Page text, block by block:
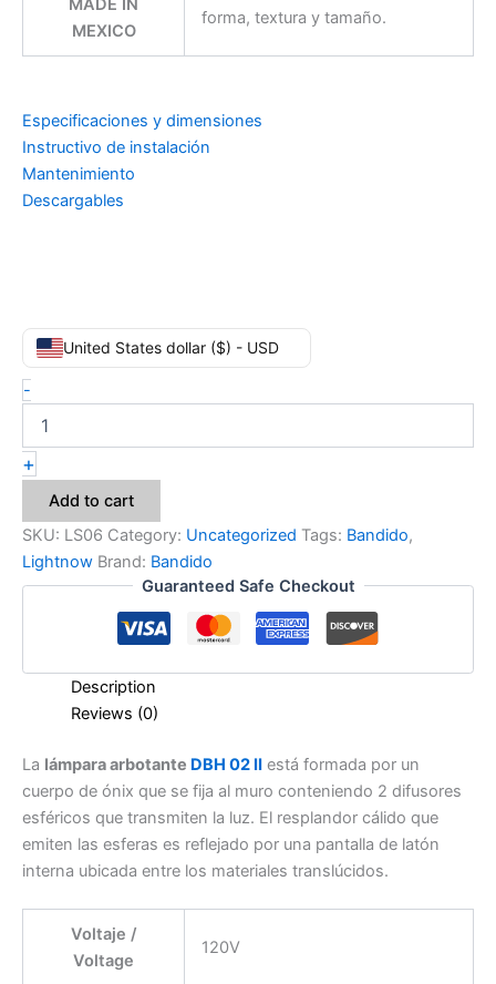
MADE IN
MEXICO
forma, textura y tamaño.
Especificaciones y dimensiones
Instructivo de instalación
Mantenimiento
Descargables
United States dollar ($) - USD
-
+
Add to cart
SKU: LS06 Category: Uncategorized Tags: Bandido,
Lightnow Brand: Bandido
Guaranteed Safe Checkout
Description
Reviews (0)
La lámpara arbotante DBH 02 II está formada por un
cuerpo de ónix que se fija al muro conteniendo 2 difusores
esféricos que transmiten la luz. El resplandor cálido que
emiten las esferas es reflejado por una pantalla de latón
interna ubicada entre los materiales translúcidos.
Voltaje /
Voltage
120V